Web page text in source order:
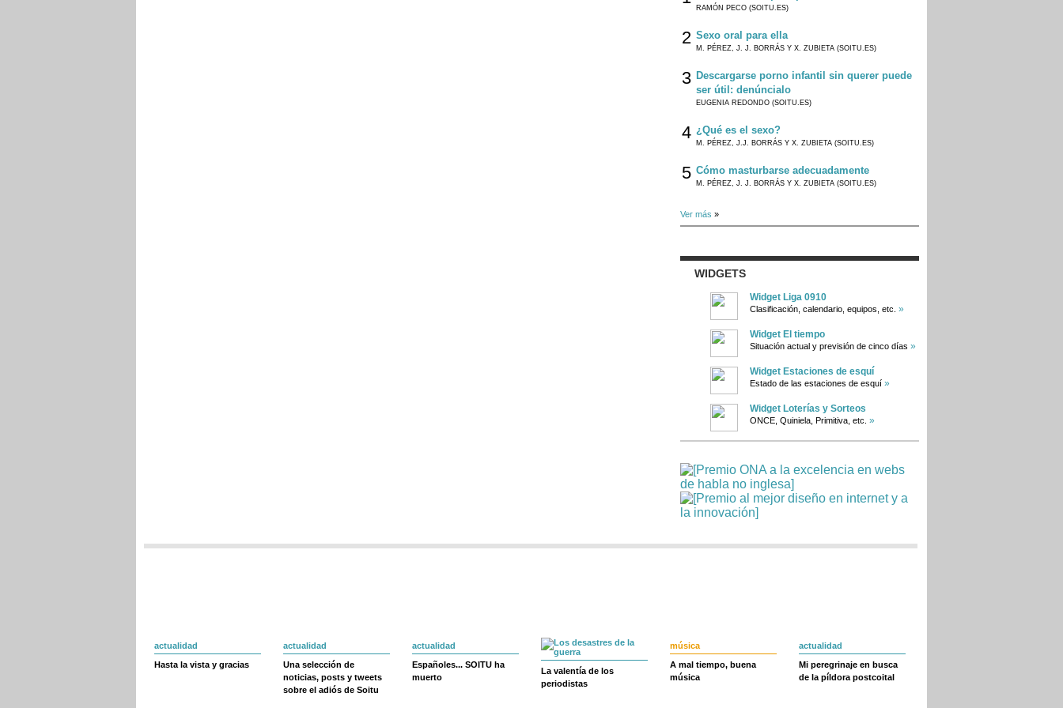
RAMÓN PECO (SOITU.ES)
2 Sexo oral para ella
M. PÉREZ, J. J. BORRÁS Y X. ZUBIETA (SOITU.ES)
3 Descargarse porno infantil sin querer puede
ser útil: denúncialo
EUGENIA REDONDO (SOITU.ES)
4 ¿Qué es el sexo?
M. PÉREZ, J.J. BORRÁS Y X. ZUBIETA (SOITU.ES)
5 Cómo masturbarse adecuadamente
M. PÉREZ, J. J. BORRÁS Y X. ZUBIETA (SOITU.ES)
Ver más »
WIDGETS
Widget Liga 0910
Clasificación, calendario, equipos, etc. »
Widget El tiempo
Situación actual y previsión de cinco días »
Widget Estaciones de esquí
Estado de las estaciones de esquí »
Widget Loterías y Sorteos
ONCE, Quiniela, Primitiva, etc. »
actualidad
Hasta la vista y gracias
actualidad
Una selección de
noticias, posts y tweets
sobre el adiós de Soitu
actualidad
Españoles... SOITU ha
muerto
La valentía de los
periodistas
música
A mal tiempo, buena
música
actualidad
Mi peregrinaje en busca
de la píldora postcoital